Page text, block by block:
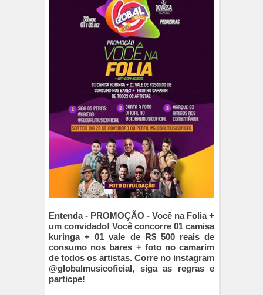
Entenda - PROMOÇÃO - Você na Folia +
um convidado! Você concorre 01 camisa
kuringa + 01 vale de R$ 500 reais de
consumo nos bares + foto no camarim
de todos os artistas. Corre no instagram
@globalmusicoficial, siga as regras e
particpe!